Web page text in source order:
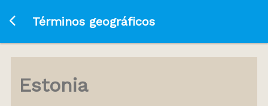
Ir a la página principal
Términos geográficos
Estonia